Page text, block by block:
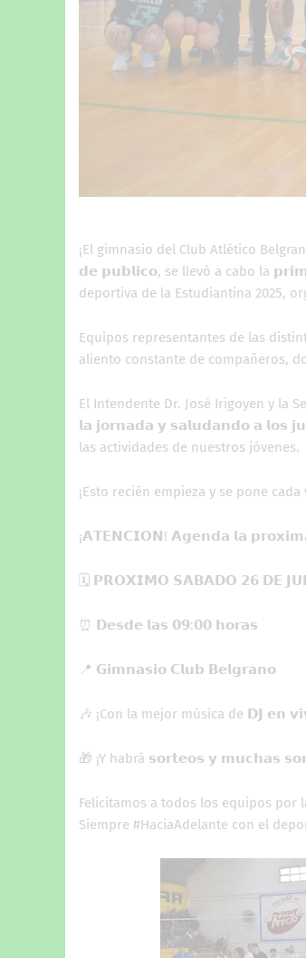
¡El gimnasio del Club Atlético
𝗱𝗲 𝗽𝘂𝗯𝗹𝗶𝗰𝗼, se llevó a cabo la
deportiva de la Estudiantina 2025,
Equipos representantes de las
aliento constante de compañeros,
El Intendente Dr. José Irigoyen y
𝗹𝗮 𝗷𝗼𝗿𝗻𝗮𝗱𝗮 𝘆 𝘀𝗮𝗹𝘂𝗱𝗮𝗻𝗱𝗼 𝗮 𝗹𝗼𝘀
las actividades de nuestros jóvenes.
¡Esto recién empieza y se pone cada
¡𝗔𝗧𝗘𝗡𝗖𝗜𝗢𝗡! 𝗔𝗴𝗲𝗻𝗱𝗮 𝗹𝗮
🗓️ 𝗣𝗥𝗢𝗫𝗜𝗠𝗢 𝗦𝗔𝗕𝗔𝗗𝗢 𝟮𝟲 𝗗𝗘
⏰ 𝗗𝗲𝘀𝗱𝗲 𝗹𝗮𝘀 𝟬𝟵:𝟬𝟬 𝗵𝗼𝗿𝗮𝘀
📍 𝗚𝗶𝗺𝗻𝗮𝘀𝗶𝗼 𝗖𝗹𝘂𝗯 𝗕𝗲𝗹𝗴𝗿𝗮𝗻𝗼
🎶 ¡Con la mejor música de 𝗗𝗝 𝗲𝗻
🎁 ¡Y habrá 𝘀𝗼𝗿𝘁𝗲𝗼𝘀 𝘆 𝗺𝘂𝗰𝗵𝗮𝘀
Felicitamos a todos los equipos por
Siempre #HaciaAdelante con el